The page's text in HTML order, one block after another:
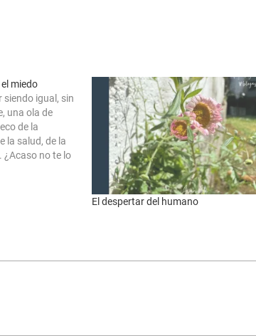
miedo
siendo igual, sin
una ola de
de la
la salud, de la
¿Acaso no te lo
El despertar del humano